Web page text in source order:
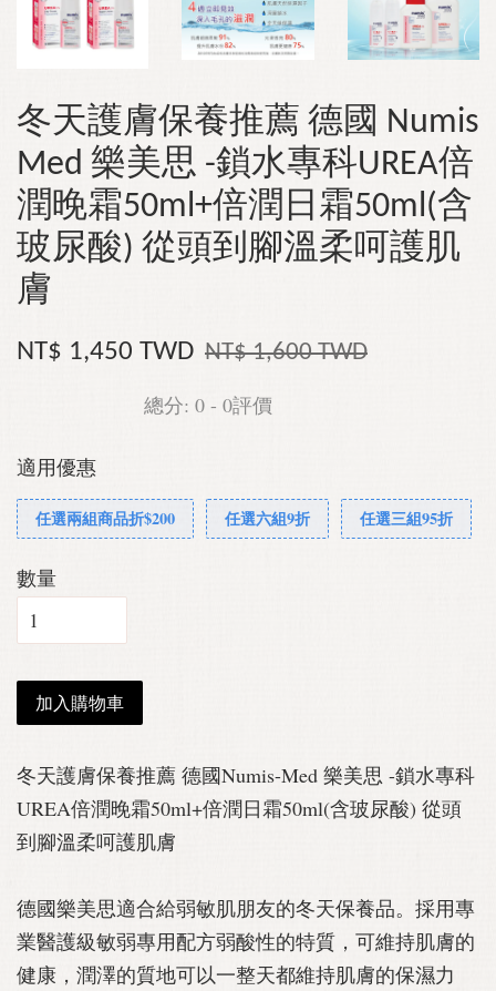
冬天護膚保養推薦 德國 Numis
Med 樂美思 -鎖水專科UREA倍
潤晚霜50ml+倍潤日霜50ml(含
玻尿酸) 從頭到腳溫柔呵護肌
膚
NT$ 1,450 TWD NT$ 1,600 TWD
總分: 0 - 0評價
適用優惠
任選兩組商品折$200 任選六組9折 任選三組95折
數量
加入購物車
冬天護膚保養推薦 德國Numis-Med 樂美思 -鎖水專科
UREA倍潤晚霜50ml+倍潤日霜50ml(含玻尿酸) 從頭
到腳溫柔呵護肌膚
德國樂美思適合給弱敏肌朋友的冬天保養品。採用專
業醫護級敏弱專用配方弱酸性的特質，可維持肌膚的
健康，潤澤的質地可以一整天都維持肌膚的保濕力